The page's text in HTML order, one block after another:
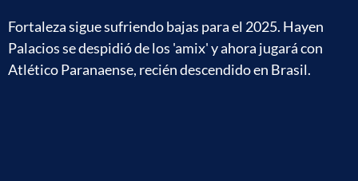
Fortaleza sigue sufriendo bajas para el 2025. Hayen
Palacios se despidió de los 'amix' y ahora jugará con
Atlético Paranaense, recién descendido en Brasil.